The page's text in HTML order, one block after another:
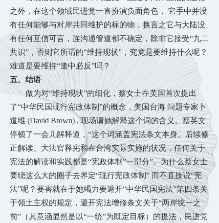
之外，在这个领域民进党一直扮演负面角色，
它手中并没
有任何能够与对岸共同维护的标的物，换言之它与大陆没
有任何互信可言，连沟通管道都不确定，除非它接受“九二
共识”，否则它所谓的“维持现状”，究竟是要维持什么呢？
难道是要维持“逢中必反”吗？
五、结语
做为对“维持现状”的细化，蔡女士在美国首次提出
了“中华民国现行宪政体制”的概念，美国台海 问题专家卜
道维 (David Brown) , 现场请她解释这个词的含义。蔡英文
停顿了一会儿解释道，“这个词涵盖宪法条文本身、后续修
正解读、大法官释宪和在台湾实际实施的状况，任何关于
宪法的解读和实践都是“宪政体制”一部分”。为什么蔡女士
要绕这么大的圈子去界定“现行宪政体制” 而不直接说“宪
法”呢？要害就在于她竭力要避开“中华民国宪法”第四条关
于领土主权的规定，避开宪法增修条文关于“两岸统一之
前”（其意涵显然是以“一统”为既定目标）的提法，民进党